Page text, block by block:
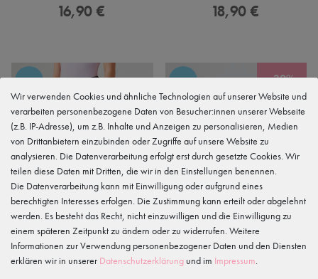
16,90 € 18,90 €
NEU -30%
NEU
Wir verwenden Cookies und ähnliche Technologien auf unserer Website und
verarbeiten personenbezogene Daten von Besucher:innen unserer Webseite
(z.B. IP-Adresse), um z.B. Inhalte und Anzeigen zu personalisieren, Medien
von Drittanbietern einzubinden oder Zugriffe auf unsere Website zu
analysieren. Die Datenverarbeitung erfolgt erst durch gesetzte Cookies. Wir
teilen diese Daten mit Dritten, die wir in den Einstellungen benennen.
Die Datenverarbeitung kann mit Einwilligung oder aufgrund eines
berechtigten Interesses erfolgen. Die Zustimmung kann erteilt oder abgelehnt
werden. Es besteht das Recht, nicht einzuwilligen und die Einwilligung zu
einem späteren Zeitpunkt zu ändern oder zu widerrufen. Weitere
Informationen zur Verwendung personenbezogener Daten und den Diensten
erklären wir in unserer Daten­schutz­erklärung und im Impressum